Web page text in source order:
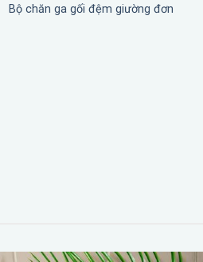
Bộ chăn ga gối đệm giường đơn